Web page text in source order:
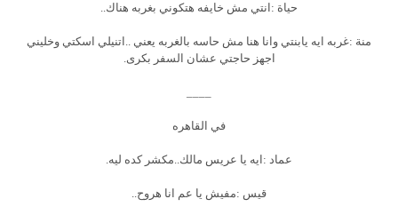
حياة :انتي مش خايفه هتكوني بغربه هناك..
منة :غربه ايه يابنتي وانا هنا مش حاسه بالغربه يعني ..اتنيلي اسكتي وخليني
اجهز حاجتي عشان السفر بكرى.
في القاهره
عماد :ايه يا عريس مالك..مكشر كده ليه.
قيس :مفيش يا عم انا هروح..